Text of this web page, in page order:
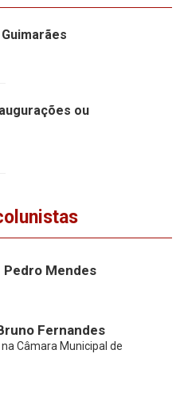
ou
Pedro Mendes
Fernandes
Câmara Municipal de